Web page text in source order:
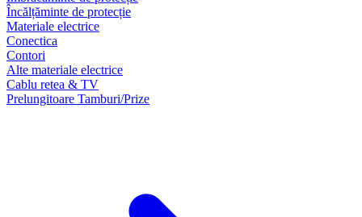
Încălțăminte de protecție
Materiale electrice
Conectica
Contori
Alte materiale electrice
Cablu retea & TV
Prelungitoare Tamburi/Prize